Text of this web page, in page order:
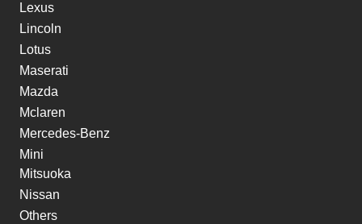
Lexus
Lincoln
Lotus
Maserati
Mazda
Mclaren
Mercedes-Benz
Mini
Mitsuoka
Nissan
Others